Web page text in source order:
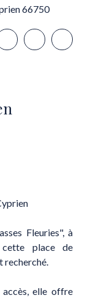
66750
Fleuries", à
place de
recherché.
accès, elle offre